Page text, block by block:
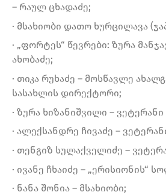
– რაულ ცხადაძე;
· მსახიობი დათო ხურცილავა
· „ფორტეს“ წევრები: ზურა
ახობაძე;
· თიკა რუხაძე – მოსწავლე
სასახლის დირექტორი;
· ზურა ხიზანიშვილი –
· ალექსანდრე ჩივაძე –
· თენგიზ სულაქველიძე –
· ივანე ჩხაიძე – „ერისიონის“
· ნანა შონია – მსახიობი;